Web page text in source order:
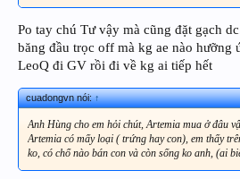
Po tay chú Tư vậy mà cũng đặt gạch
băng đầu trọc off mà kg ae nào hưỡng
LeoQ đi GV rồi đi về kg ai tiếp hết
cuadongvn nói:↑
Anh Hùng cho em hỏi chút, Artemia mua ở đâu
Artemia có mấy loại ( trứng hay con), em thấy
ko, có chổ nào bán con và còn sống ko anh, (ai